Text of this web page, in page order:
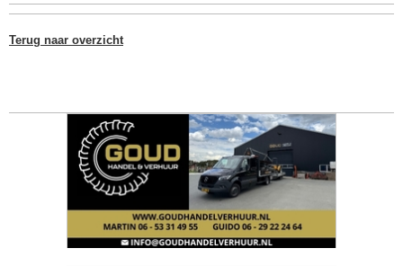
Terug naar overzicht